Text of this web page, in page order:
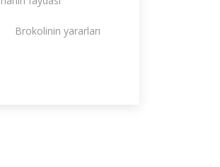
Brokolinin yararları